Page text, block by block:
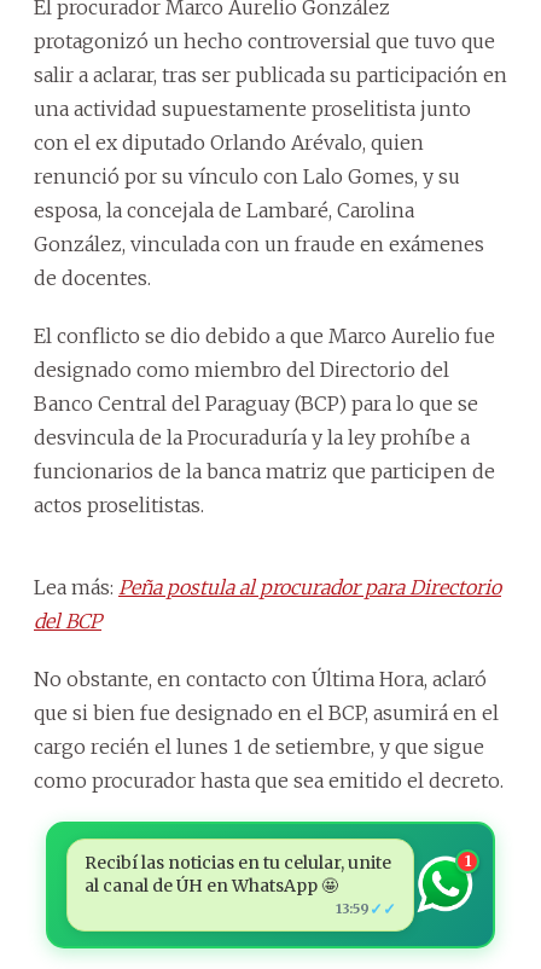
El procurador Marco Aurelio González
protagonizó un hecho controversial que tuvo que
salir a aclarar, tras ser publicada su participación en
una actividad supuestamente proselitista junto
con el ex diputado Orlando Arévalo, quien
renunció por su vínculo con Lalo Gomes, y su
esposa, la concejala de Lambaré, Carolina
González, vinculada con un fraude en exámenes
de docentes.
El conflicto se dio debido a que Marco Aurelio fue
designado como miembro del Directorio del
Banco Central del Paraguay (BCP) para lo que se
desvincula de la Procuraduría y la ley prohíbe a
funcionarios de la banca matriz que participen de
actos proselitistas.
Lea más: Peña postula al procurador para Directorio
del BCP
No obstante, en contacto con Última Hora, aclaró
que si bien fue designado en el BCP, asumirá en el
cargo recién el lunes 1 de setiembre, y que sigue
como procurador hasta que sea emitido el decreto.
Recibí las noticias en tu celular, unite
al canal de ÚH en WhatsApp 🤩
13:59 ✓✓
1